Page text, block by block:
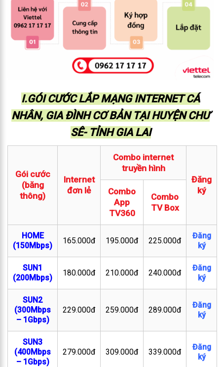
I.GÓI CƯỚC LẮP MẠNG INTERNET CÁ
NHÂN, GIA ĐÌNH CƠ BẢN TẠI HUYỆN CHƯ
SÊ- TỈNH GIA LAI
Gói cước
(băng
thông)
Internet
đơn lẻ
Combo internet
truyền hình
Đăng
ký
Combo
App
TV360
Combo
TV Box
HOME
(150Mbps)
165.000đ 195.000đ 225.000đ
Đăng
ký
SUN1
(200Mbps)
180.000đ 210.000đ 240.000đ
Đăng
ký
SUN2
(300Mbps
– 1Gbps)
229.000đ 259.000đ 289.000đ
Đăng
ký
SUN3
(400Mbps
– 1Gbps)
279.000đ 309.000đ 339.000đ
Đăng
ký